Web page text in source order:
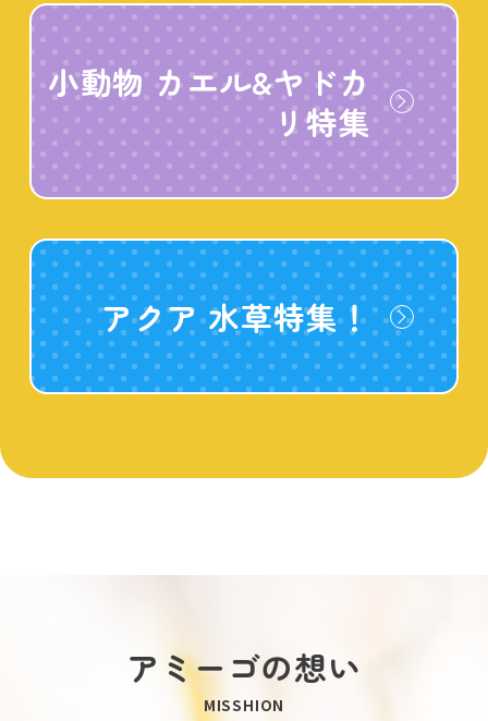
小動物 カエル&ヤドカ
リ特集
アクア 水草特集！
アミーゴの想い
MISSHION